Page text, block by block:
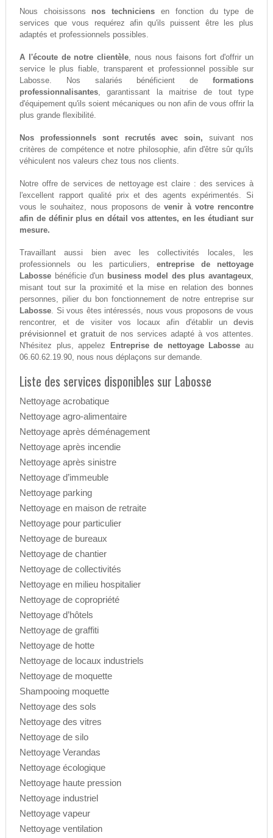
Nous choisissons nos techniciens en fonction du type de
services que vous requérez afin qu'ils puissent être les plus
adaptés et professionnels possibles.
A l'écoute de notre clientèle, nous nous faisons fort d'offrir un
service le plus fiable, transparent et professionnel possible sur
Labosse. Nos salariés bénéficient deformations
professionnalisantes, garantissant la maitrise de tout type
d'équipement qu'ils soient mécaniques ou non afin de vous offrir la
plus grande flexibilité.
Nos professionnels sont recrutés avec soin, suivant nos
critères de compétence et notre philosophie, afin d'être sûr qu'ils
véhiculent nos valeurs chez tous nos clients.
Notre offre de services de nettoyage est claire : des services à
l'excellent rapport qualité prix et des agents expérimentés. Si
vous le souhaitez, nous proposons devenir à votre rencontre
afin de définir plus en détail vos attentes, en les étudiant sur
mesure.
Travaillant aussi bien avec les collectivités locales, les
professionnels ou les particuliers,entreprise de nettoyage
Labossebénéficie d'un business model des plus avantageux,
misant tout sur la proximité et la mise en relation des bonnes
personnes, pilier du bon fonctionnement de notre entreprise sur
Labosse. Si vous êtes intéressés, nous vous proposons de vous
rencontrer, et de visiter vos locaux afin d'établir undevis
prévisionnel et gratuitde nos services adapté à vos attentes.
N'hésitez plus, appelez
Entreprise de nettoyage Labosse au
06.60.62.19.90, nous nous déplaçons sur demande.
Liste des services disponibles sur Labosse
Nettoyage acrobatique
Nettoyage agro-alimentaire
Nettoyage après déménagement
Nettoyage après incendie
Nettoyage après sinistre
Nettoyage d’immeuble
Nettoyage parking
Nettoyage en maison de retraite
Nettoyage pour particulier
Nettoyage de bureaux
Nettoyage de chantier
Nettoyage de collectivités
Nettoyage en milieu hospitalier
Nettoyage de copropriété
Nettoyage d’hôtels
Nettoyage de graffiti
Nettoyage de hotte
Nettoyage de locaux industriels
Nettoyage de moquette
Shampooing moquette
Nettoyage des sols
Nettoyage des vitres
Nettoyage de silo
Nettoyage Verandas
Nettoyage écologique
Nettoyage haute pression
Nettoyage industriel
Nettoyage vapeur
Nettoyage ventilation